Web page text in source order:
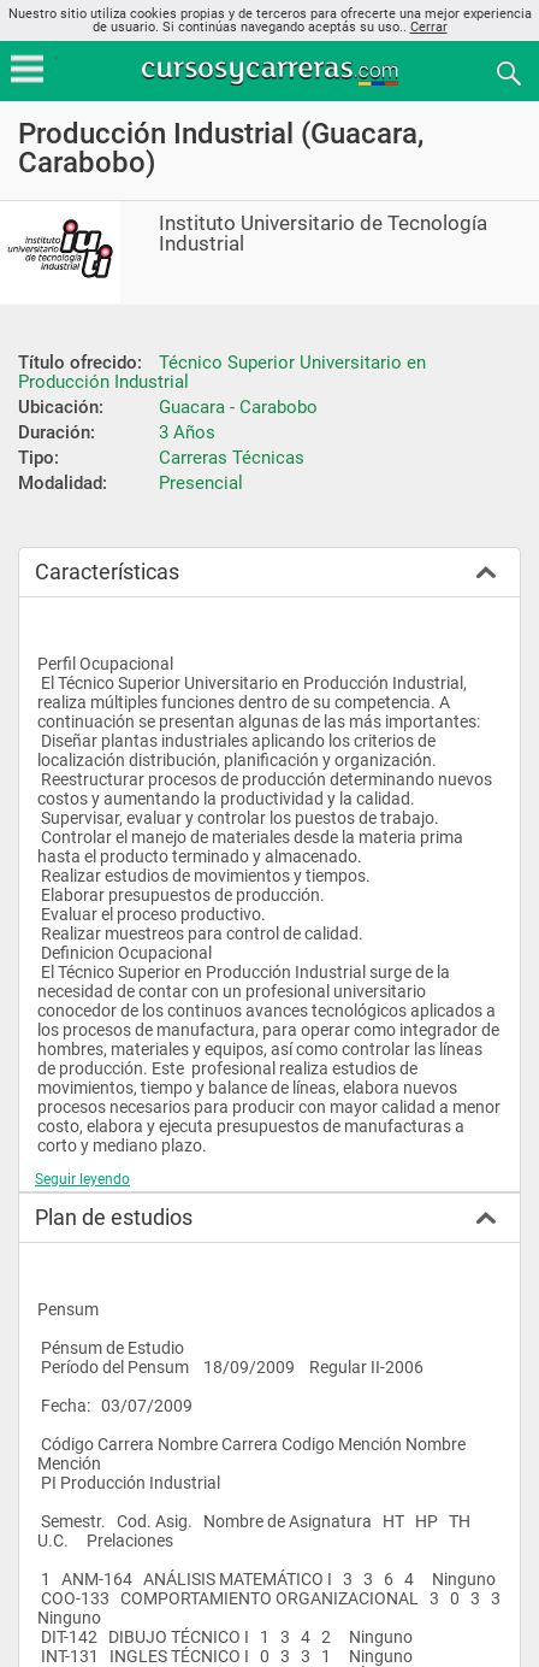
Nuestro sitio utiliza cookies propias y de terceros para ofrecerte una mejor experiencia
de usuario. Si continúas navegando aceptás su uso.. Cerrar
Producción Industrial (Guacara,
Carabobo)
Instituto Universitario de Tecnología
Industrial
Título ofrecido:
Técnico Superior Universitario en
Producción Industrial
Ubicación:
Guacara - Carabobo
Duración:
3 Años
Tipo:
Carreras Técnicas
Modalidad:
Presencial
Características
Perfil Ocupacional
realiza múltiples funciones dentro de su competencia. A
continuación se presentan algunas de las más importantes:
localización distribución, planificación y organización.
costos y aumentando la productividad y la calidad.
Supervisar, evaluar y controlar los puestos de trabajo.
hasta el producto terminado y almacenado.
Realizar estudios de movimientos y tiempos.
Elaborar presupuestos de producción.
Evaluar el proceso productivo.
Realizar muestreos para control de calidad.
Definicion Ocupacional
necesidad de contar con un profesional universitario
conocedor de los continuos avances tecnológicos aplicados a
los procesos de manufactura, para operar como integrador de
hombres, materiales y equipos, así como controlar las líneas
de producción. Este  profesional realiza estudios de
movimientos, tiempo y balance de líneas, elabora nuevos
procesos necesarios para producir con mayor calidad a menor
costo, elabora y ejecuta presupuestos de manufacturas a
corto y mediano plazo.
Seguir leyendo
Plan de estudios
Pensum
Pénsum de Estudio
Fecha:   03/07/2009
Mención
PI Producción Industrial
U.C.     Prelaciones
1   ANM-164   ANÁLISIS MATEMÁTICO I   3   3   6   4     Ninguno
Ninguno
DIT-142   DIBUJO TÉCNICO I   1   3   4   2     Ninguno
INT-131   INGLES TÉCNICO I   0   3   3   1     Ninguno